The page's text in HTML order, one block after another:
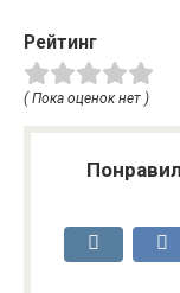
Рейтинг
( Пока оценок нет )